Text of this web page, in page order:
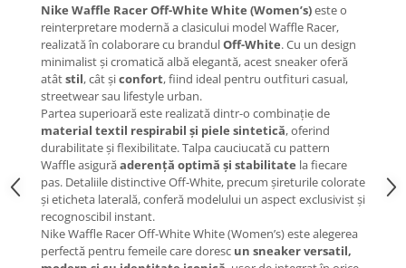
2002
9060
Nike
Air Force
Air Max
Air Presto
Nike Waffle Racer Off-White White (Women’s)este o
reinterpretare modernă a clasicului model Waffle Racer,
realizată în colaborare cu brandulOff-White. Cu un design
minimalist și cromatică albă elegantă, acest sneaker oferă
atâtstil, cât șiconfort, fiind ideal pentru outfituri casual,
streetwear sau lifestyle urban.
Partea superioară este realizată dintr-o combinație de
material textil respirabil și piele sintetică, oferind
durabilitate și flexibilitate. Talpa cauciucată cu pattern
Waffle asigurăaderență optimă și stabilitate la fiecare
pas. Detaliile distinctive Off-White, precum șireturile colorate
și eticheta laterală, conferă modelului un aspect exclusivist și
recognoscibil instant.
Nike Waffle Racer Off-White White (Women’s) este alegerea
perfectă pentru femeile care doresc un sneaker versatil,